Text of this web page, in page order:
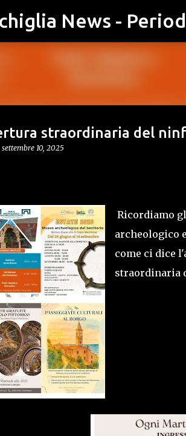
News -
straordinaria del
settembre 10, 2025
Ricordiamo
archeologico
come ci dice
straordinaria